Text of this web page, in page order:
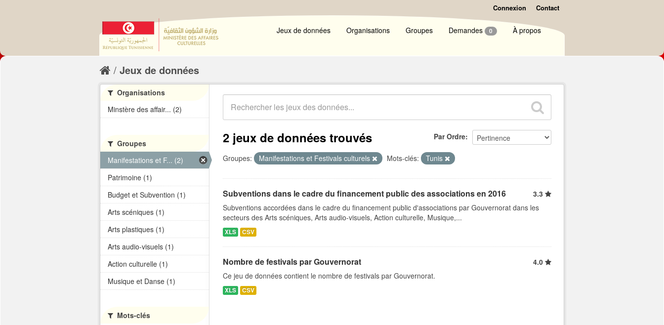
Connexion Contact
Jeux de données Organisations Groupes Demandes 0 À propos
Jeux de données
Par Ordre
2 jeux de données trouvés
Groupes: Manifestations et Festivals culturels Mots-clés: Tunis
Subventions dans le cadre du financement public des associations en 2016
3.3
Subventions accordées dans le cadre du financement public d'associations par Gouvernorat dans les
secteurs des Arts scéniques, Arts audio-visuels, Action culturelle, Musique,...
XLS CSV
Nombre de festivals par Gouvernorat
4.0
Ce jeu de données contient le nombre de festivals par Gouvernorat.
XLS CSV
Organisations
Minstère des affair... (2)
Groupes
Manifestations et F... (2)
Patrimoine (1)
Budget et Subvention (1)
Arts scéniques (1)
Arts plastiques (1)
Arts audio-visuels (1)
Action culturelle (1)
Musique et Danse (1)
Mots-clés